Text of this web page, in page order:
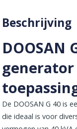
Beschrijving
DOOSAN
De DOOSAN G 40 is
die ideaal is voor